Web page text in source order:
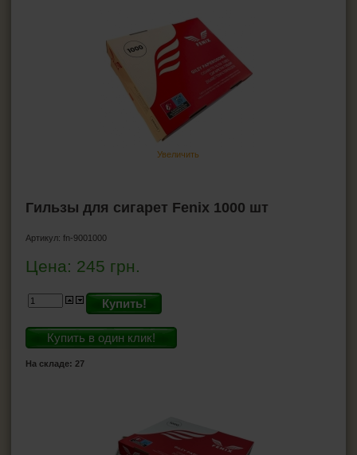
Увеличить
Гильзы для сигарет Fenix 1000 шт
Артикул: fn-9001000
Цена: 245 грн.
Купить!
Купить в один клик!
На складе: 27
ВСЁ ДЛЯ СИГАРЕТ И САМОКРУТОК
Фильтры для самокруток
Smokster
Silver Star
Fenix
Ящик сигаретных гильз
Angel
Marlboro
Golden Leaf